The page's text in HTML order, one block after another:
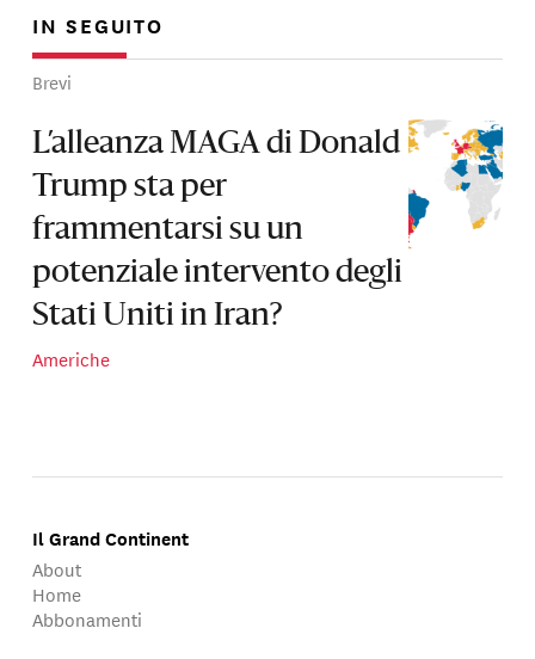
IN SEGUITO
Brevi
L’alleanza MAGA di Donald
Trump sta per
frammentarsi su un
potenziale intervento degli
Stati Uniti in Iran?
Americhe
Il Grand Continent
About
Home
Abbonamenti